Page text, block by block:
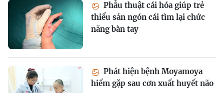
Phẫu thuật cái hóa giúp trẻ
thiểu sản ngón cái tìm lại chức
năng bàn tay
Phát hiện bệnh Moyamoya
hiếm gặp sau cơn xuất huyết não